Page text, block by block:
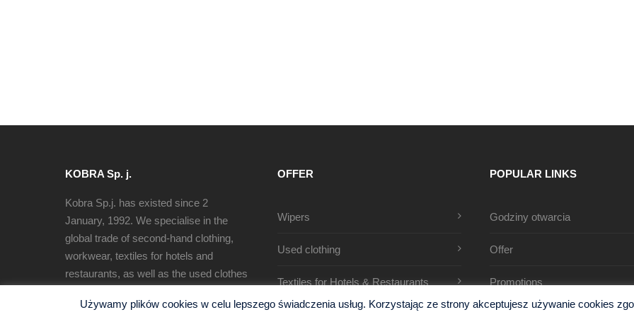
KOBRA Sp. j.
Kobra Sp.j. has existed since 2
January, 1992. We specialise in the
global trade of second-hand clothing,
workwear, textiles for hotels and
restaurants, as well as the used clothes
cleaning rags.
OFFER
Wipers
Used clothing
Textiles for Hotels & Restaurants
POPULAR LINKS
Godziny otwarcia
Offer
Promotions
Używamy plików cookies w celu lepszego świadczenia usług. Korzystając ze strony akceptujesz używanie cookies